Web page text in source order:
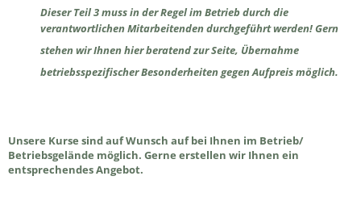
Dieser Teil 3 muss in der Regel im Betrieb durch die
verantwortlichen Mitarbeitenden durchgeführt werden! Gern
stehen wir Ihnen hier beratend zur Seite, Übernahme
betriebsspezifischer Besonderheiten gegen Aufpreis möglich.
Unsere Kurse sind auf Wunsch auf bei Ihnen im Betrieb/
Betriebsgelände möglich. Gerne erstellen wir Ihnen ein
entsprechendes Angebot.